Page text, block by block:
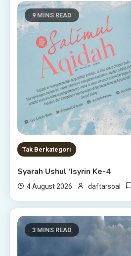
9 MINS READ
Tak Berkategori
Syarah Ushul ‘Isyrin Ke-4
4 August 2026 daftarsoal
3 MINS READ